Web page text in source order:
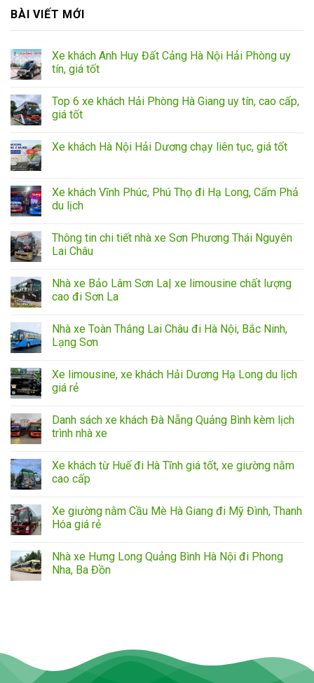
BÀI VIẾT MỚI
Xe khách Anh Huy Đất Cảng Hà Nội Hải Phòng uy
tín, giá tốt
Top 6 xe khách Hải Phòng Hà Giang uy tín, cao cấp,
giá tốt
Xe khách Hà Nội Hải Dương chạy liên tục, giá tốt
Xe khách Vĩnh Phúc, Phú Thọ đi Hạ Long, Cẩm Phả
du lịch
Thông tin chi tiết nhà xe Sơn Phương Thái Nguyên
Lai Châu
Nhà xe Bảo Lâm Sơn La| xe limousine chất lượng
cao đi Sơn La
Nhà xe Toàn Thắng Lai Châu đi Hà Nội, Bắc Ninh,
Lạng Sơn
Xe limousine, xe khách Hải Dương Hạ Long du lịch
giá rẻ
Danh sách xe khách Đà Nẵng Quảng Bình kèm lịch
trình nhà xe
Xe khách từ Huế đi Hà Tĩnh giá tốt, xe giường nằm
cao cấp
Xe giường nằm Cầu Mè Hà Giang đi Mỹ Đình, Thanh
Hóa giá rẻ
Nhà xe Hưng Long Quảng Bình Hà Nội đi Phong
Nha, Ba Đồn